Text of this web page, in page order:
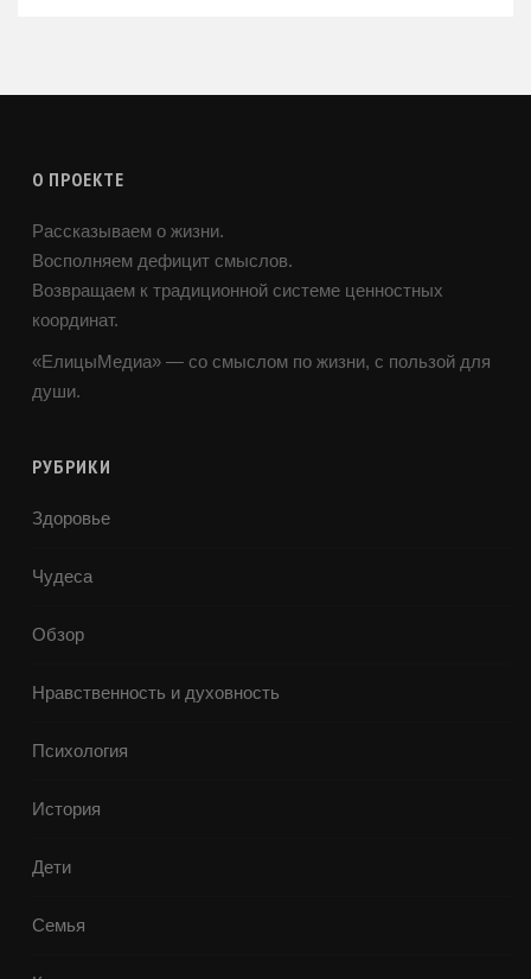
О ПРОЕКТЕ
Рассказываем о жизни.
Восполняем дефицит смыслов.
Возвращаем к традиционной системе ценностных
координат.
«ЕлицыМедиа» — со смыслом по жизни, с пользой для
души.
РУБРИКИ
Здоровье
Чудеса
Обзор
Нравственность и духовность
Психология
История
Дети
Семья